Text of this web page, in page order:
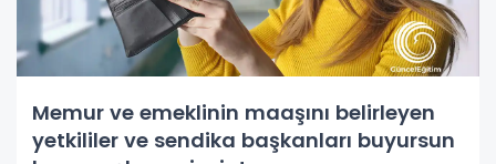
Memur ve emeklinin maaşını belirleyen
yetkililer ve sendika başkanları buyursun